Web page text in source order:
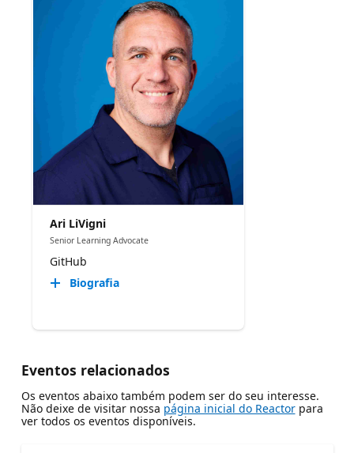
Ari LiVigni
Senior Learning Advocate
GitHub
Biografia
Eventos relacionados
Os eventos abaixo também podem ser do seu interesse.
Não deixe de visitar nossa página inicial do Reactorpara
ver todos os eventos disponíveis.